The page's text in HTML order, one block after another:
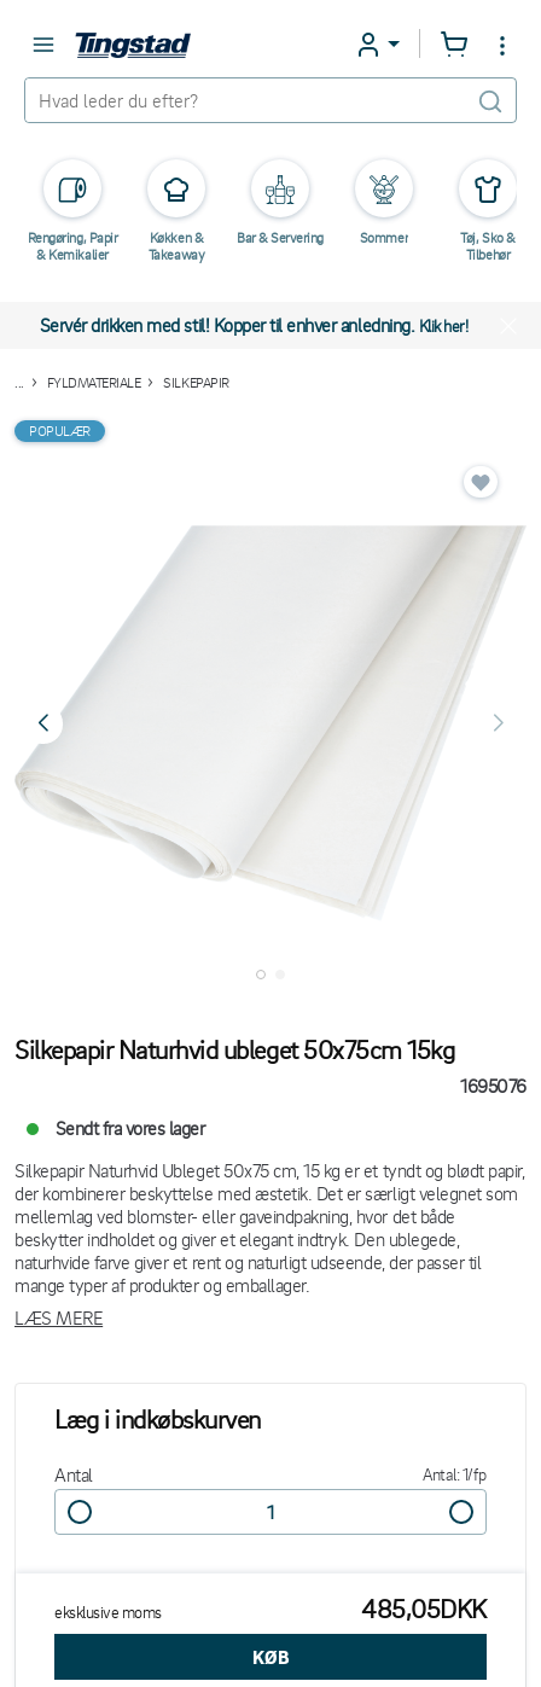
Rengøring, Papir
& Kemikalier
Køkken &
Takeaway
Bar & Servering Sommer
Tøj, Sko &
Tilbehør
Servér drikken med stil! Kopper til enhver anledning. Klik her!
FYLDMATERIALE SILKEPAPIR
POPULÆR
Silkepapir Naturhvid ubleget 50x75cm 15kg
1695076
Sendt fra vores lager
Silkepapir Naturhvid Ubleget 50x75 cm, 15 kg er et tyndt og blødt papir,
der kombinerer beskyttelse med æstetik. Det er særligt velegnet som
mellemlag ved blomster- eller gaveindpakning, hvor det både
beskytter indholdet og giver et elegant indtryk. Den ublegede,
naturhvide farve giver et rent og naturligt udseende, der passer til
mange typer af produkter og emballager.
LÆS MERE
Læg i indkøbskurven
Antal Antal: 1/fp
eksklusive moms 485,05DKK